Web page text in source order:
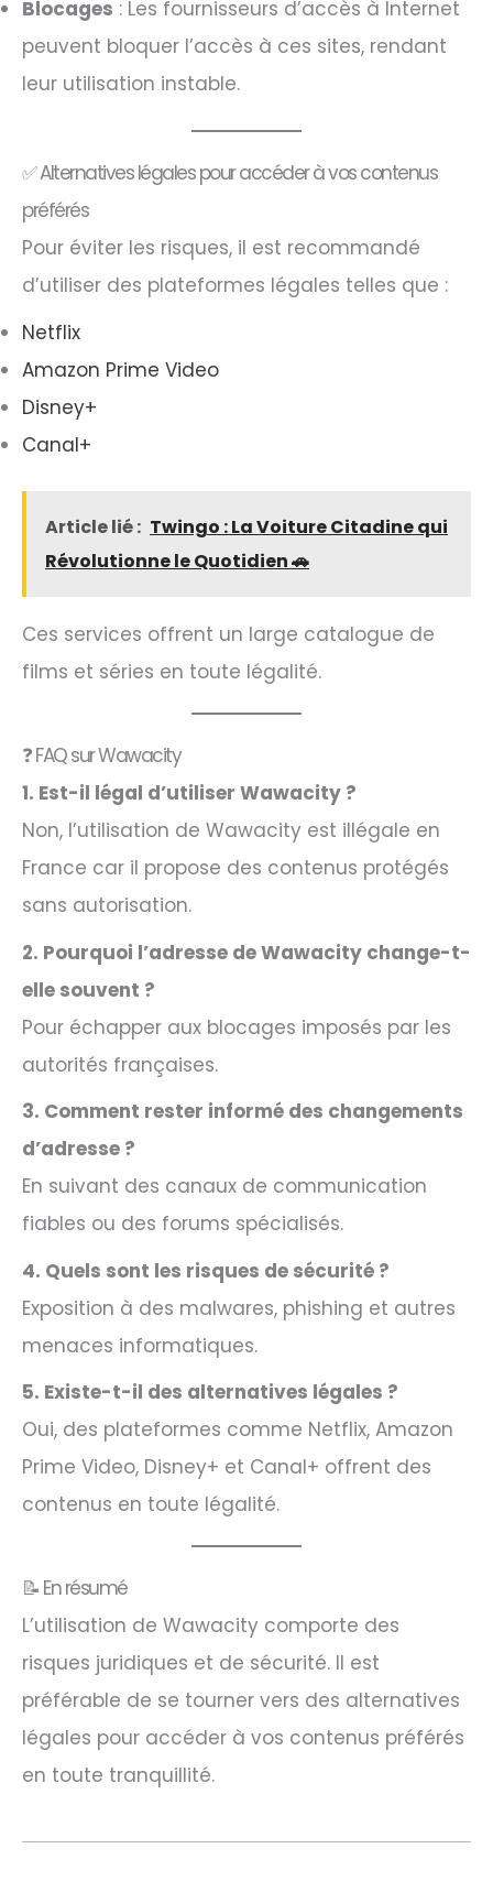
Blocages : Les fournisseurs d’accès à Internet
peuvent bloquer l’accès à ces sites, rendant
leur utilisation instable.​
✅ Alternatives légales pour accéder à vos contenus
préférés
Pour éviter les risques, il est recommandé
d’utiliser des plateformes légales telles que :​
Netflix
Amazon Prime Video
Disney+
Canal+
Article lié : Twingo : La Voiture Citadine qui
Révolutionne le Quotidien 🚗
Ces services offrent un large catalogue de
films et séries en toute légalité.​
❓ FAQ sur Wawacity
1. Est-il légal d’utiliser Wawacity ?
Non, l’utilisation de Wawacity est illégale en
France car il propose des contenus protégés
sans autorisation.​
2. Pourquoi l’adresse de Wawacity change-t-
elle souvent ?
Pour échapper aux blocages imposés par les
autorités françaises.​
3. Comment rester informé des changements
d’adresse ?
En suivant des canaux de communication
fiables ou des forums spécialisés.​
4. Quels sont les risques de sécurité ?
Exposition à des malwares, phishing et autres
menaces informatiques.​
5. Existe-t-il des alternatives légales ?
Oui, des plateformes comme Netflix, Amazon
Prime Video, Disney+ et Canal+ offrent des
contenus en toute légalité.​
📝 En résumé
L’utilisation de Wawacity comporte des
risques juridiques et de sécurité. Il est
préférable de se tourner vers des alternatives
légales pour accéder à vos contenus préférés
en toute tranquillité.